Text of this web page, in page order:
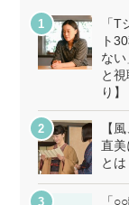
「
ト
ない
と
り】
【
直美
とは
「